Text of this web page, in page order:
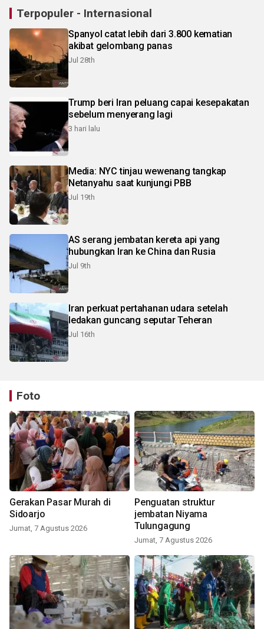
Terpopuler - Internasional
Spanyol catat lebih dari 3.800 kematian
akibat gelombang panas
Jul 28th
Trump beri Iran peluang capai kesepakatan
sebelum menyerang lagi
3 hari lalu
Media: NYC tinjau wewenang tangkap
Netanyahu saat kunjungi PBB
Jul 19th
AS serang jembatan kereta api yang
hubungkan Iran ke China dan Rusia
Jul 9th
Iran perkuat pertahanan udara setelah
ledakan guncang seputar Teheran
Jul 16th
Foto
Gerakan Pasar Murah di
Sidoarjo
Jumat, 7 Agustus 2026
Penguatan struktur
jembatan Niyama
Tulungagung
Jumat, 7 Agustus 2026